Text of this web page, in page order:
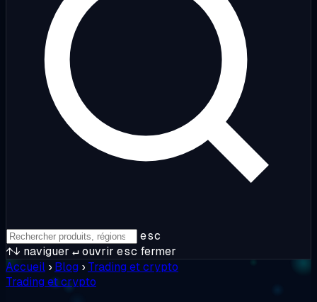
esc
↑↓ naviguer ↵ouvrir esc fermer
Accueil › Blog › Trading et crypto
Trading et crypto